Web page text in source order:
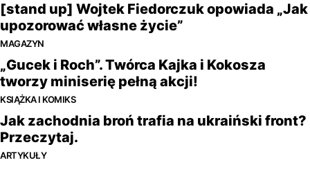
[stand up] Wojtek Fiedorczuk opowiada „Jak
upozorować własne życie”
MAGAZYN
„Gucek i Roch”. Twórca Kajka i Kokosza
tworzy miniserię pełną akcji!
KSIĄŻKA I KOMIKS
Jak zachodnia broń trafia na ukraiński front?
Przeczytaj.
ARTYKUŁY